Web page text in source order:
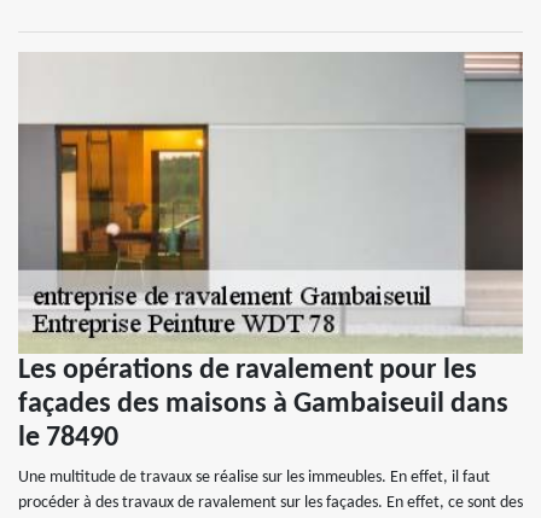
Les opérations de ravalement pour les
façades des maisons à Gambaiseuil dans
le 78490
Une multitude de travaux se réalise sur les immeubles. En effet, il faut
procéder à des travaux de ravalement sur les façades. En effet, ce sont des